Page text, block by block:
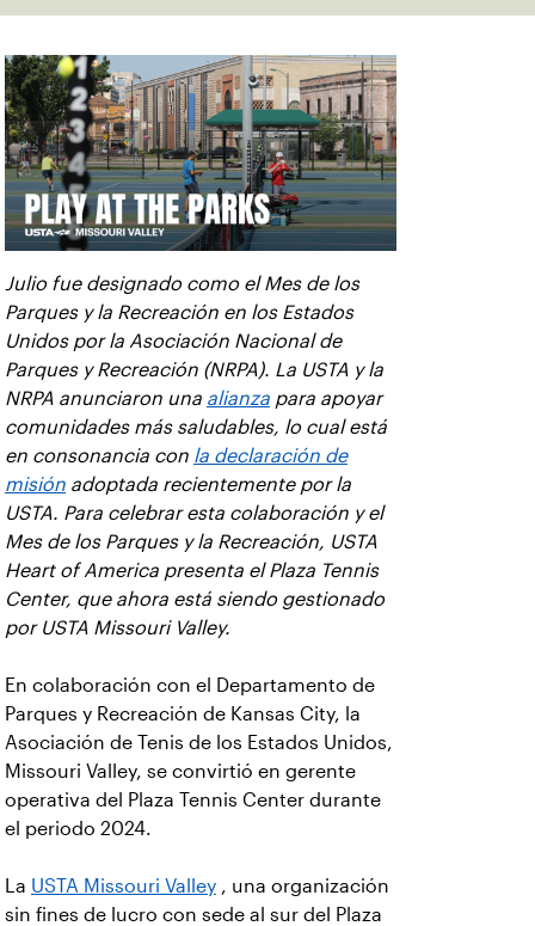
Julio fue designado como el Mes de los
Parques y la Recreación en los Estados
Unidos por la Asociación Nacional de
Parques y Recreación (NRPA). La USTA y la
NRPA anunciaron una alianza para apoyar
comunidades más saludables, lo cual está
en consonancia con la declaración de
misión adoptada recientemente por la
USTA. Para celebrar esta colaboración y el
Mes de los Parques y la Recreación, USTA
Heart of America presenta el Plaza Tennis
Center, que ahora está siendo gestionado
por USTA Missouri Valley.
En colaboración con el Departamento de
Parques y Recreación de Kansas City, la
Asociación de Tenis de los Estados Unidos,
Missouri Valley, se convirtió en gerente
operativa del Plaza Tennis Center durante
el periodo 2024.
La USTA Missouri Valley , una organización
sin fines de lucro con sede al sur del Plaza